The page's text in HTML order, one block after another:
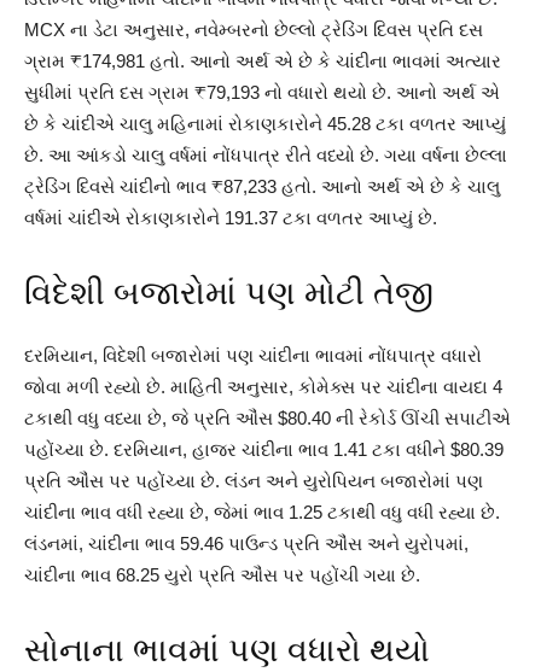
MCX ના ડેટા અનુસાર, નવેમ્બરનો છેલ્લો ટ્રેડિંગ દિવસ પ્રતિ દસ
ગ્રામ ₹174,981 હતો. આનો અર્થ એ છે કે ચાંદીના ભાવમાં અત્યાર
સુધીમાં પ્રતિ દસ ગ્રામ ₹79,193 નો વધારો થયો છે. આનો અર્થ એ
છે કે ચાંદીએ ચાલુ મહિનામાં રોકાણકારોને 45.28 ટકા વળતર આપ્યું
છે. આ આંકડો ચાલુ વર્ષમાં નોંધપાત્ર રીતે વધ્યો છે. ગયા વર્ષના છેલ્લા
ટ્રેડિંગ દિવસે ચાંદીનો ભાવ ₹87,233 હતો. આનો અર્થ એ છે કે ચાલુ
વર્ષમાં ચાંદીએ રોકાણકારોને 191.37 ટકા વળતર આપ્યું છે.
વિદેશી બજારોમાં પણ મોટી તેજી
દરમિયાન, વિદેશી બજારોમાં પણ ચાંદીના ભાવમાં નોંધપાત્ર વધારો
જોવા મળી રહ્યો છે. માહિતી અનુસાર, કોમેક્સ પર ચાંદીના વાયદા 4
ટકાથી વધુ વધ્યા છે, જે પ્રતિ ઔંસ $80.40 ની રેકોર્ડ ઊંચી સપાટીએ
પહોંચ્યા છે. દરમિયાન, હાજર ચાંદીના ભાવ 1.41 ટકા વધીને $80.39
પ્રતિ ઔંસ પર પહોંચ્યા છે. લંડન અને યુરોપિયન બજારોમાં પણ
ચાંદીના ભાવ વધી રહ્યા છે, જેમાં ભાવ 1.25 ટકાથી વધુ વધી રહ્યા છે.
લંડનમાં, ચાંદીના ભાવ 59.46 પાઉન્ડ પ્રતિ ઔંસ અને યુરોપમાં,
ચાંદીના ભાવ 68.25 યુરો પ્રતિ ઔંસ પર પહોંચી ગયા છે.
સોનાના ભાવમાં પણ વધારો થયો